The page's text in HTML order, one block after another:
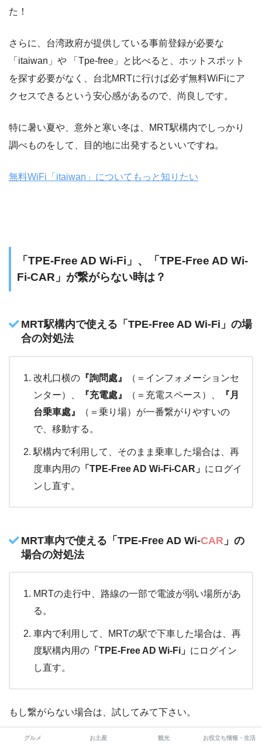
た！
さらに、台湾政府が提供している事前登録が必要な
「itaiwan」や 「Tpe-free」と比べると、ホットスポット
を探す必要がなく、台北MRTに行けば必ず無料WiFiにア
クセスできるという安心感があるので、尚良しです。
特に暑い夏や、意外と寒い冬は、MRT駅構内でしっかり
調べものをして、目的地に出発するといいですね。
無料WiFi「itaiwan」についてもっと知りたい
「TPE-Free AD Wi-Fi」、「TPE-Free AD Wi-
Fi-CAR」が繋がらない時は？
MRT駅構内で使える「TPE-Free AD Wi-Fi」の場
合の対処法
改札口横の 『詢問處』
（＝インフォメーションセ
ンター）、
『充電處』 （＝充電スペース）、
『月
台乗車處』
（＝乗り場）が一番繋がりやすいの
で、移動する。
駅構内で利用して、そのまま乗車した場合は、再
度車内用の 「TPE-Free AD Wi-Fi-CAR」 にログイ
ンし直す。
MRT車内で使える「TPE-Free AD Wi-CAR 」の
場合の対処法
MRTの走行中、路線の一部で電波が弱い場所があ
る。
車内で利用して、MRTの駅で下車した場合は、再
度駅構内用の 「TPE-Free AD Wi-Fi」 にログイン
し直す。
もし繋がらない場合は、試してみて下さい。
グルメ お土産 観光 お役立ち情報・生活